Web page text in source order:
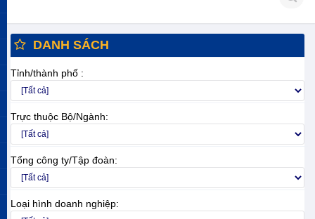
DANH SÁCH
Tỉnh/thành phố :
Trực thuộc Bộ/Ngành:
Tổng công ty/Tập đoàn:
Loại hình doanh nghiệp: